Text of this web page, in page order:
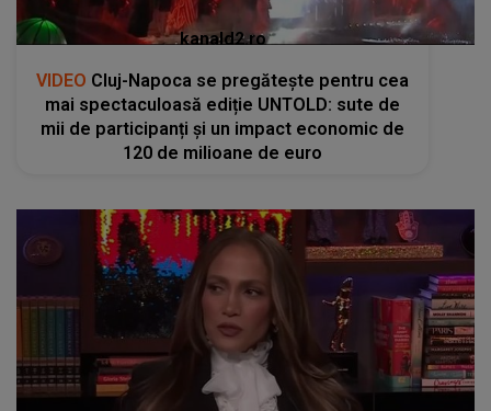
kanald2.ro
VIDEO Cluj-Napoca se pregătește pentru cea
mai spectaculoasă ediție UNTOLD: sute de
mii de participanți și un impact economic de
120 de milioane de euro